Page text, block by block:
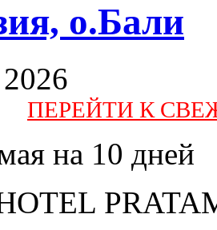
о.Бали
ПЕРЕЙТИ К
на 10 дней